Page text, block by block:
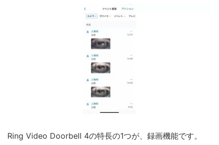
Ring Video Doorbell 4の特長の1つが、録画機能です。